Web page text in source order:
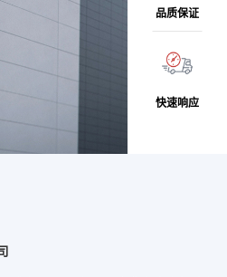
品质保证
快速响应